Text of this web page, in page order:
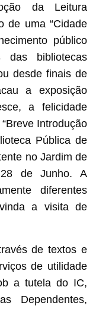
da Leitura
de uma “Cidade
público
bibliotecas
desde finais de
a exposição
a felicidade
Introdução
Pública de
no Jardim de
de Junho. A
diferentes
a visita de
de textos e
de utilidade
a tutela do IC,
Dependentes,